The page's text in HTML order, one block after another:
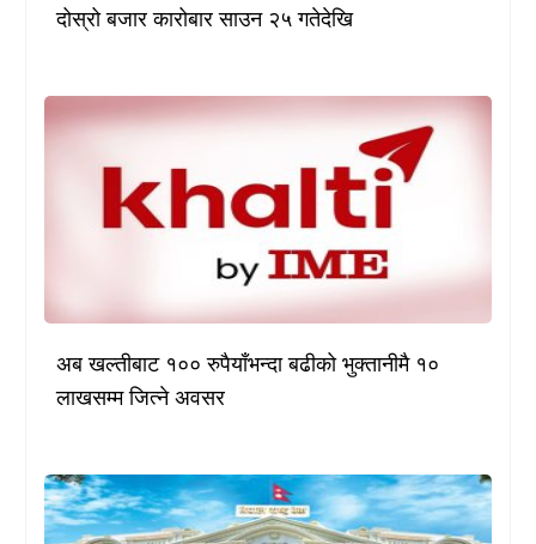
दोस्रो बजार कारोबार साउन २५ गतेदेखि
अब खल्तीबाट १०० रुपैयाँभन्दा बढीको भुक्तानीमै १०
लाखसम्म जित्ने अवसर